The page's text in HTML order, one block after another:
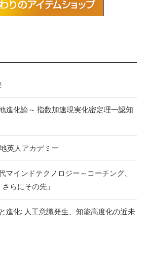
進化論～ 指数加速現実化密定理一認知
英人アカデミー
マインドテクノロジー～コーチング、
らにその先」
進化: 人工意識発生、知能高度化の近未